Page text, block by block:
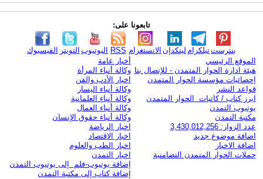
تابعونا على:
الفيسبوك التويتر اليوتيوب RSS الانستغرام لينكدإن تيلكرامبنترست
الموقع الرئيسي
هيئة ادارة الحوار المتمدن - للإتصال بنا
إحصائيات مؤسسة الحوار المتمدن
قواعد النشر
ابرز كتاب / كاتبات الحوار المتمدن
يوتيوب التمدن
مكتبة التمدن
عدد الزوار: 3,430,012,256
اضافة موضوع جديد
اضافة الاخبار
حملات الحوار المتمدن التضامنية
أخبار عامة
وكالة أنباء المرأة
اخبار الأدب والفن
وكالة أنباء اليسار
وكالة أنباء العلمانية
وكالة أنباء العمال
وكالة أنباء حقوق الإنسان
اخبار الرياضة
اخبار الاقتصاد
اخبار الطب والعلوم
اخبار التمدن
إضافة يوتيوب-فلم إلى يوتيوب التمدن
إضافة كتاب إلى مكتبة التمدن